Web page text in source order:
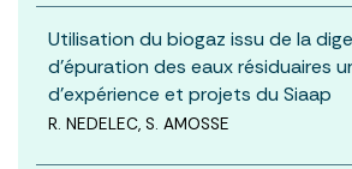
Utilisation du biogaz issu de la
d’épuration des eaux résiduaires
d’expérience et projets du Siaap
R. NEDELEC, S. AMOSSE